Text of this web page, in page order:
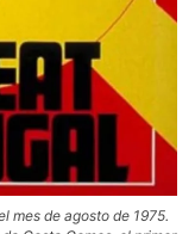
mes de agosto de 1975.